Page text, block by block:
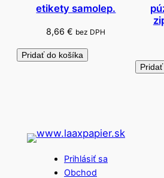
etikety samolep.
8,66€ bez DPH
Pridať do košíka
Prihlásiť sa
Obchod